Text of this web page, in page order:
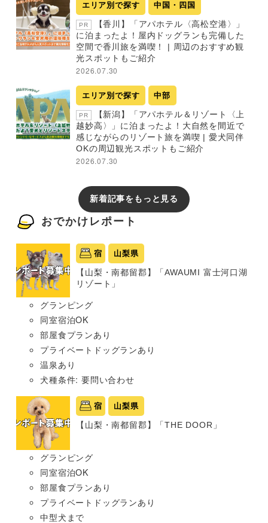
エリア別で探す 中国・四国
PR
【香川】「アパホテル〈高松空港〉」
に泊まったよ！屋内ドッグランも完備した
空間で香川旅を満喫！ | 周辺のおすすめ観
光スポットもご紹介
2026.07.30
エリア別で探す 中部
PR
【新潟】「アパホテル＆リゾート〈上
越妙高〉」に泊まったよ！大自然を間近で
感じながらのリゾート旅を満喫 | 愛犬同伴
OKの周辺観光スポットもご紹介
2026.07.30
新着記事をもっと見る
おでかけレポート
宿 山梨県
【山梨・南都留郡】「AWAUMI 富士河口湖
リゾート」
グランピング
同室宿泊OK
部屋食プランあり
プライベートドッグランあり
温泉あり
犬種条件: 要問い合わせ
宿 山梨県
【山梨・南都留郡】「THE DOOR」
グランピング
同室宿泊OK
部屋食プランあり
プライベートドッグランあり
中型犬まで